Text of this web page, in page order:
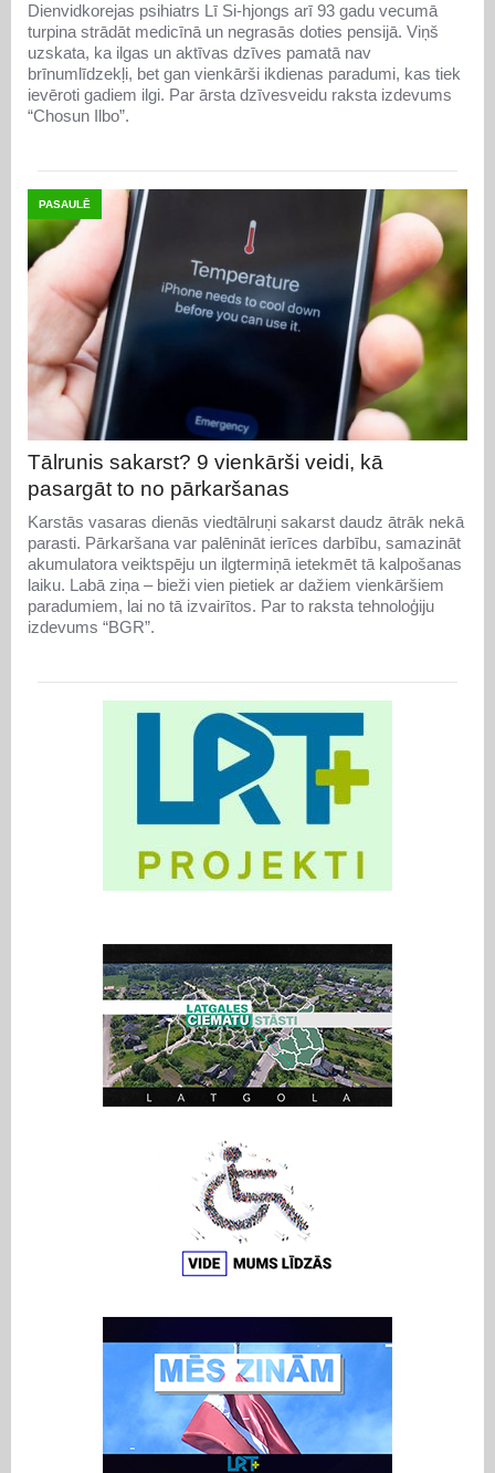
Dienvidkorejas psihiatrs Lī Si-hjongs arī 93 gadu vecumā
turpina strādāt medicīnā un negrasās doties pensijā. Viņš
uzskata, ka ilgas un aktīvas dzīves pamatā nav
brīnumlīdzekļi, bet gan vienkārši ikdienas paradumi, kas tiek
ievēroti gadiem ilgi. Par ārsta dzīvesveidu raksta izdevums
“Chosun Ilbo”.
PASAULĒ
Tālrunis sakarst? 9 vienkārši veidi, kā
pasargāt to no pārkaršanas
Karstās vasaras dienās viedtālruņi sakarst daudz ātrāk nekā
parasti. Pārkaršana var palēnināt ierīces darbību, samazināt
akumulatora veiktspēju un ilgtermiņā ietekmēt tā kalpošanas
laiku. Labā ziņa – bieži vien pietiek ar dažiem vienkāršiem
paradumiem, lai no tā izvairītos. Par to raksta tehnoloģiju
izdevums “BGR”.